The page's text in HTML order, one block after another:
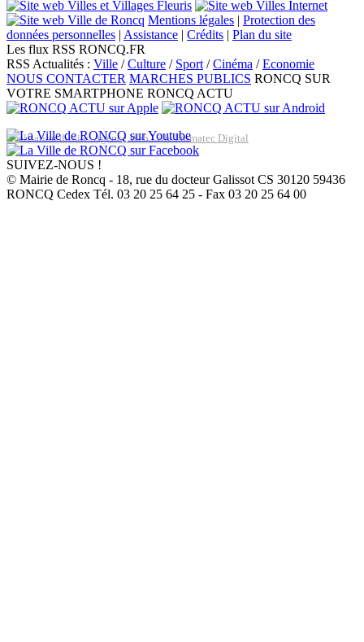
Mentions légales | Protection des
données personnelles | Assistance | Crédits | Plan du site
Les flux RSS RONCQ.FR
RSS Actualités : Ville /Culture / Sport /Cinéma /Economie
NOUS CONTACTER MARCHES PUBLICS RONCQ SUR
VOTRE SMARTPHONE RONCQ ACTU
Réalisation du site: Agence Web Lille Promatec Digital
SUIVEZ-NOUS !
© Mairie de Roncq - 18, rue du docteur Galissot CS 30120 59436
RONCQ Cedex Tél. 03 20 25 64 25 - Fax 03 20 25 64 00